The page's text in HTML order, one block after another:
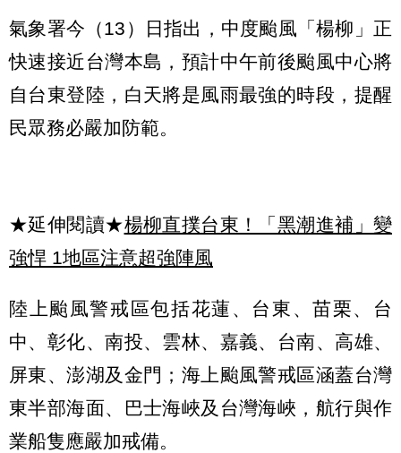
氣象署今（13）日指出，中度颱風「楊柳」正
快速接近台灣本島，預計中午前後颱風中心將
自台東登陸，白天將是風雨最強的時段，提醒
民眾務必嚴加防範。
★延伸閱讀★楊柳直撲台東！「黑潮進補」變
強悍 1地區注意超強陣風
陸上颱風警戒區包括花蓮、台東、苗栗、台
中、彰化、南投、雲林、嘉義、台南、高雄、
屏東、澎湖及金門；海上颱風警戒區涵蓋台灣
東半部海面、巴士海峽及台灣海峽，航行與作
業船隻應嚴加戒備。